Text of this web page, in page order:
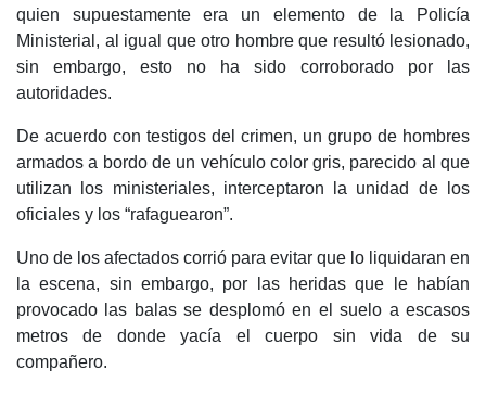
quien supuestamente era un elemento de la Policía
Ministerial, al igual que otro hombre que resultó lesionado,
sin embargo, esto no ha sido corroborado por las
autoridades.
De acuerdo con testigos del crimen, un grupo de hombres
armados a bordo de un vehículo color gris, parecido al que
utilizan los ministeriales, interceptaron la unidad de los
oficiales y los “rafaguearon”.
Uno de los afectados corrió para evitar que lo liquidaran en
la escena, sin embargo, por las heridas que le habían
provocado las balas se desplomó en el suelo a escasos
metros de donde yacía el cuerpo sin vida de su
compañero.